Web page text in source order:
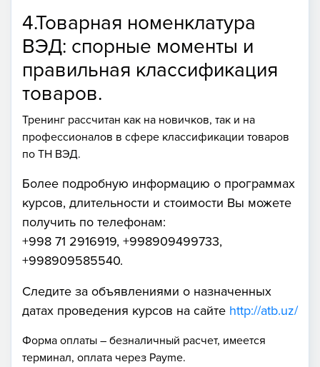
4.Товарная номенклатура
ВЭД: спорные моменты и
правильная классификация
товаров.
Тренинг рассчитан как на новичков, так и на
профессионалов в сфере классификации товаров
по ТН ВЭД.
Более подробную информацию о программах
курсов, длительности и стоимости Вы можете
получить по телефонам:
+998 71 2916919, +998909499733,
+998909585540.
Следите за объявлениями о назначенных
датах проведения курсов на сайте http://atb.uz/
Форма оплаты – безналичный расчет, имеется
терминал, оплата через Payme.